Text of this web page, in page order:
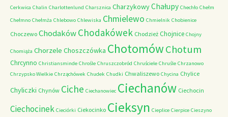
Cerkwica Chalin Charlottenlund Charsznica CharzykowyChałupy Chechło Chełm
Chełmno Chełmża Chlebowo Chlewiska Chmielewo Chmielnik Chobienice
Choczewo ChodakówChodakówek Chodzież Chojnice Chojny
Chomiąża Chorzele Choszczówka ChotomówChotum
Chrcynno Christiansminde Chrośle Chruszczobród Chruściele Chruśle Chrzanowo
Chrzypsko Wielkie Chrząchówek Chudek Chudki Chwaliszewo Chycina Chylice
Chyliczki Chynów Ciche Ciechanowiec Ciechanów Ciechocin
Ciechocinek Cieciórki Ciekocinko Cieksyn Cieplice Cierpice Cieszyno